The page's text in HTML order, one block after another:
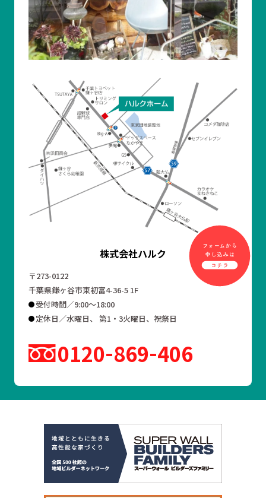
株式会社ハルク
〒273-0122
千葉県鎌ヶ谷市東初富4-36-5 1F
受付時間／9:00～18:00
定休日／水曜日、 第1・3火曜日、祝祭日
0120 869 406